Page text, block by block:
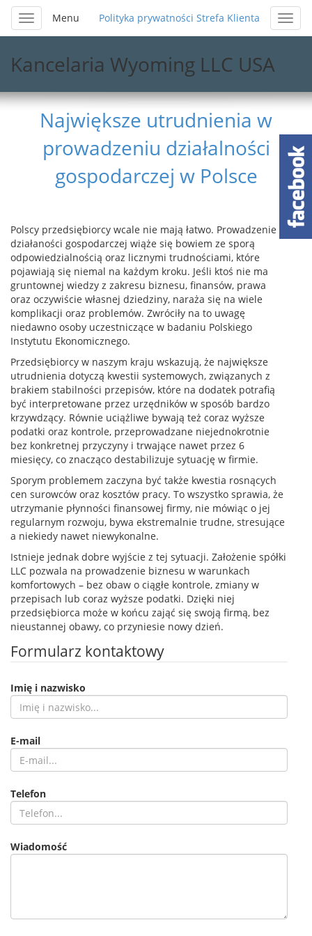
Menu Polityka prywatności Strefa Klienta
Kancelaria Wyoming LLC USA
Największe utrudnienia w
prowadzeniu działalności
gospodarczej w Polsce
Polscy przedsiębiorcy wcale nie mają łatwo. Prowadzenie
działaności gospodarczej wiąże się bowiem ze sporą
odpowiedzialnością oraz licznymi trudnościami, które
pojawiają się niemal na każdym kroku. Jeśli ktoś nie ma
gruntownej wiedzy z zakresu biznesu, finansów, prawa
oraz oczywiście własnej dziedziny, naraża się na wiele
komplikacji oraz problemów. Zwróciły na to uwagę
niedawno osoby uczestniczące w badaniu Polskiego
Instytutu Ekonomicznego.
Przedsiębiorcy w naszym kraju wskazują, że największe
utrudnienia dotyczą kwestii systemowych, związanych z
brakiem stabilności przepisów, które na dodatek potrafią
być interpretowane przez urzędników w sposób bardzo
krzywdzący. Równie uciążliwe bywają też coraz wyższe
podatki oraz kontrole, przeprowadzane niejednokrotnie
bez konkretnej przyczyny i trwające nawet przez 6
miesięcy, co znacząco destabilizuje sytuację w firmie.
Sporym problemem zaczyna być także kwestia rosnących
cen surowców oraz kosztów pracy. To wszystko sprawia, że
utrzymanie płynności finansowej firmy, nie mówiąc o jej
regularnym rozwoju, bywa ekstremalnie trudne, stresujące
a niekiedy nawet niewykonalne.
Istnieje jednak dobre wyjście z tej sytuacji. Założenie spółki
LLC pozwala na prowadzenie biznesu w warunkach
komfortowych – bez obaw o ciągłe kontrole, zmiany w
przepisach lub coraz wyższe podatki. Dzięki niej
przedsiębiorca może w końcu zająć się swoją firmą, bez
nieustannej obawy, co przyniesie nowy dzień.
Formularz kontaktowy
Imię i nazwisko
E-mail
Telefon
Wiadomość